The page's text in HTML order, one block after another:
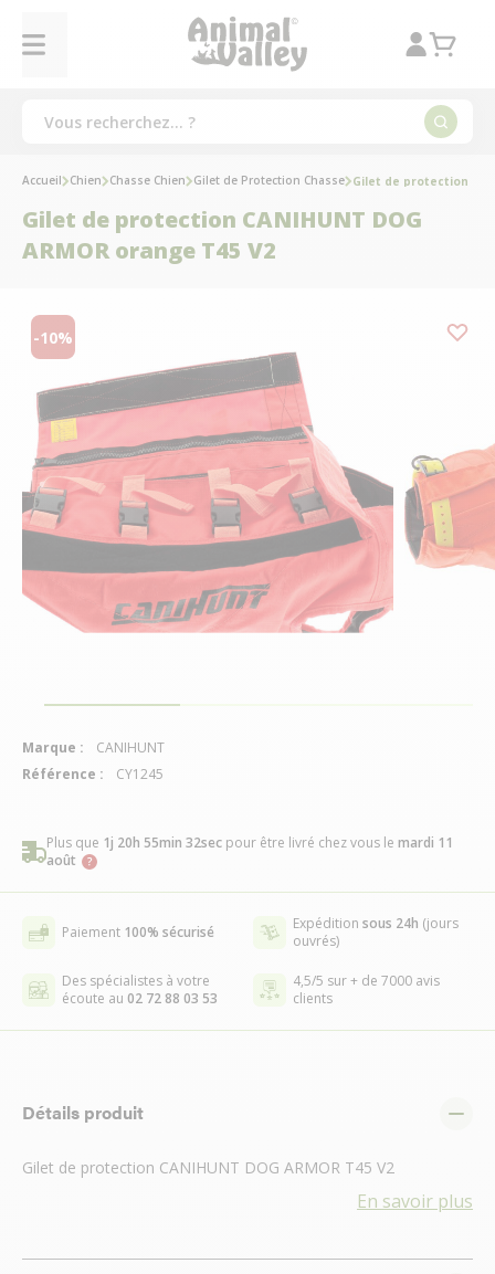
Plus que 1j 20h 55min 31sec pour être livré chez vous le mardi 11
août
Paiement 100% sécurisé Expédition sous 24h (jours
ouvrés)
Des spécialistes à votre
écoute au 02 72 88 03 53
4,5/5 sur + de 7000 avis
clients
Détails produit
Gilet de protection CANIHUNT DOG ARMOR T45 V2
En savoir plus
Accueil Chien Chasse Chien Gilet de Protection Chasse Gilet de protection
Gilet de protection CANIHUNT DOG
ARMOR orange T45 V2
-10%
Marque :
CANIHUNT
Référence :
CY1245